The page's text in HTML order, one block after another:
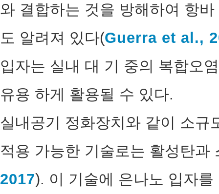
와 결합하는 것을 방해하여 항
도 알려져 있다(Guerra et al.,
입자는 실내 대 기 중의 복합오
유용 하게 활용될 수 있다.
실내공기 정화장치와 같이 소규
적용 가능한 기술로는 활성탄과
2017). 이 기술에 은나노 입자